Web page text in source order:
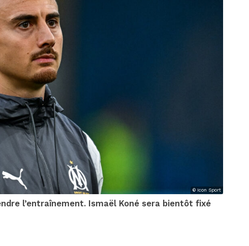
© Icon Sport
l’entraînement. Ismaël Koné sera bientôt fixé